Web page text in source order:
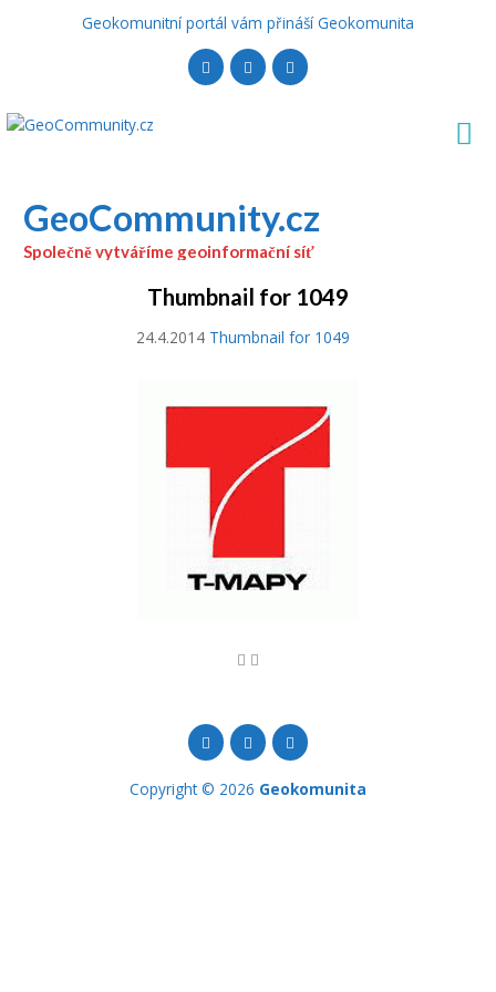
Geokomunitní portál vám přináší Geokomunita
GeoCommunity.cz
Společně vytváříme geoinformační síť
Thumbnail for 1049
24.4.2014 Thumbnail for 1049
Copyright © 2026 Geokomunita